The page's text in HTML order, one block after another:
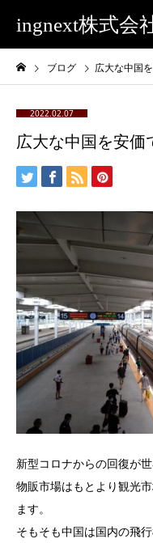
ingnext株式会
ブログ 広大な中国
2022.02.07
広大な中国を安価
新型コロナからの回復が
物販市場はもとより観光
ます。
そもそも中国は国内の飛